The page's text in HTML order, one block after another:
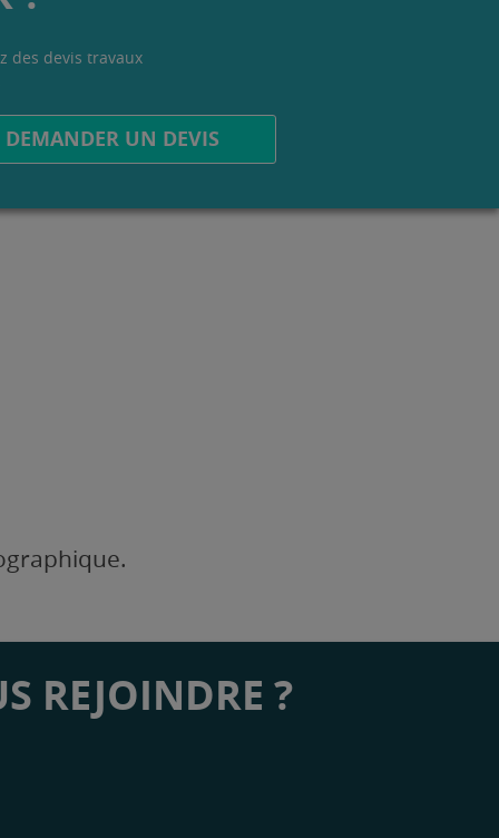
des devis travaux
DEMANDER UN DEVIS
REJOINDRE ?